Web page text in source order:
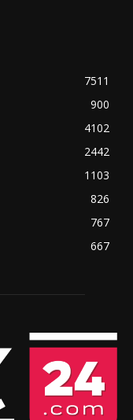
7511
900
4102
2442
1103
826
767
667